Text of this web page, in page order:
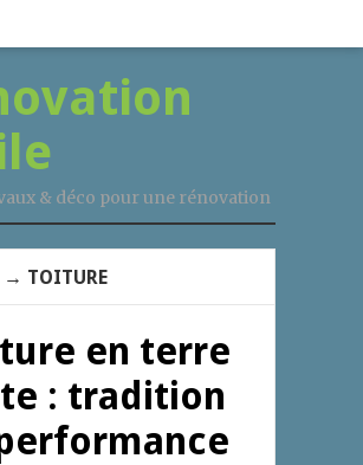
& déco pour une rénovation
→ TOITURE
en terre
: tradition